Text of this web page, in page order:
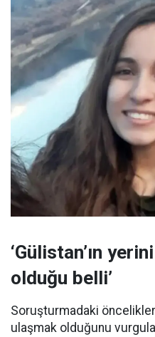
‘Gülistan’ın
olduğu belli’
Soruşturmadaki
ulaşmak olduğunu